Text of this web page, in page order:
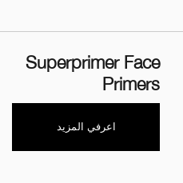
Superprimer Face
Primers
اعرفي المزيد